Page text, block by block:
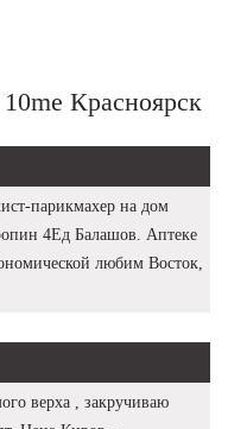
Красноярск
парикмахер на дом
4Ед Балашов. Аптеке
любим Восток,
верха , закручиваю